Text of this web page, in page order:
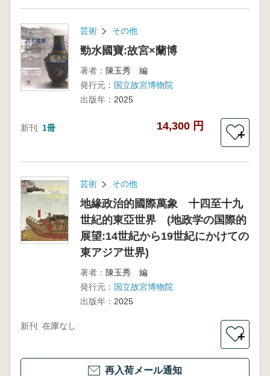
芸術 その他
勁水國寶:故宮×蘭博
著者： 陳玉秀 編
発行元： 国立故宮博物院
出版年： 2025
新刊 1冊 14,300 円
＋
芸術 その他
地緣政治的國際萬象 十四至十九
世紀的東亞世界 (地政学の国際的
展望:14世紀から19世紀にかけての
東アジア世界)
著者： 陳玉秀 編
発行元： 国立故宮博物院
出版年： 2025
新刊 在庫なし
＋
再入荷メール通知